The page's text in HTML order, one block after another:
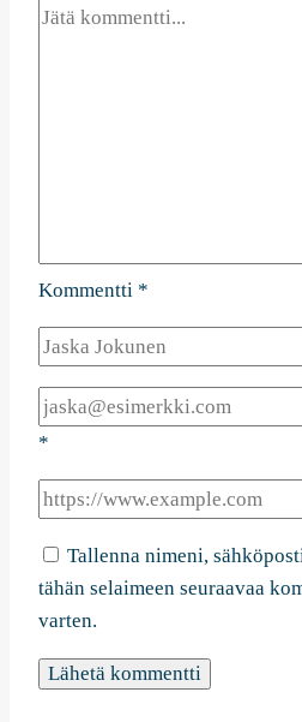
Kommentti *
*
Tallenna nimeni,
tähän selaimeen seuraavaa
varten.